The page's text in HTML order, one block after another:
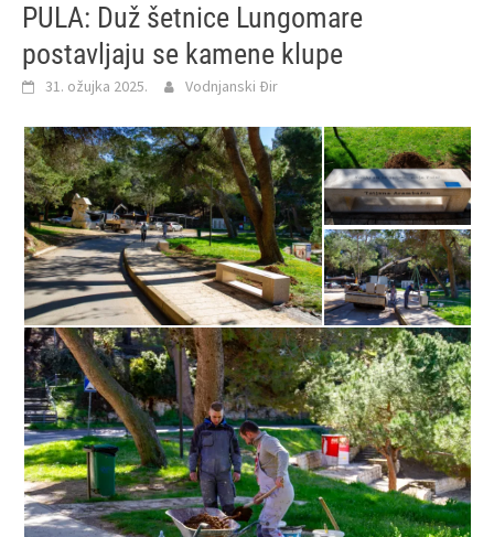
PULA: Duž šetnice Lungomare
postavljaju se kamene klupe
31. ožujka 2025. Vodnjanski Đir